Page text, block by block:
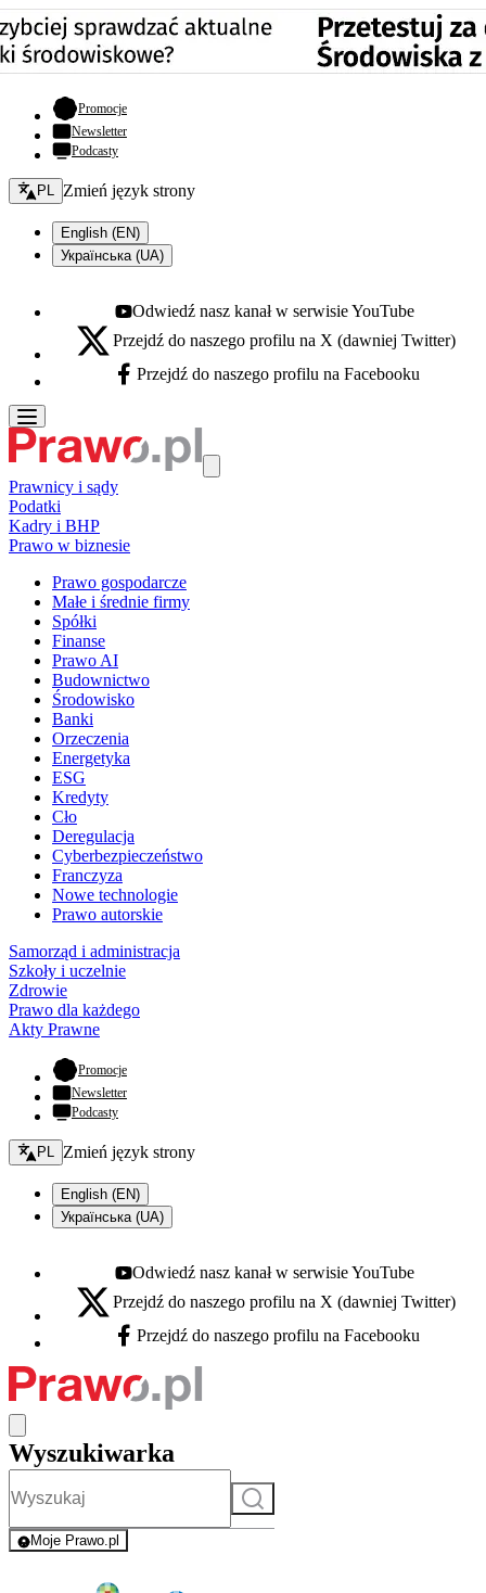
Promocje- otwiera się w nowej karcie
Newsletter
Podcasty
Zmień język - bieżący:
PL Zmień język strony
English (EN)
Українська (UA)
Youtube - otwiera się w nowej karcie
Odwiedź nasz kanał w serwisie YouTube
X - otwiera się w nowej karcie
Przejdź do naszego profilu na X (dawniej Twitter)
Facebook - otwiera się w nowej karcie
Przejdź do naszego profilu na Facebooku
Prawnicy i sądy
Podatki
Kadry i BHP
Prawo w biznesie
Prawo gospodarcze
Małe i średnie firmy
Spółki
Finanse
Prawo AI
Budownictwo
Środowisko
Banki
Orzeczenia
Energetyka
ESG
Kredyty
Cło
Deregulacja
Cyberbezpieczeństwo
Franczyza
Nowe technologie
Prawo autorskie
Samorząd i administracja
Szkoły i uczelnie
Zdrowie
Prawo dla każdego
Akty Prawne
Promocje- otwiera się w nowej karcie
Newsletter
Podcasty
Zmień język - bieżący:
PL Zmień język strony
English (EN)
Українська (UA)
Youtube - otwiera się w nowej karcie
Odwiedź nasz kanał w serwisie YouTube
X - otwiera się w nowej karcie
Przejdź do naszego profilu na X (dawniej Twitter)
Facebook - otwiera się w nowej karcie
Przejdź do naszego profilu na Facebooku
Wyszukiwarka
Szukaj
Moje Prawo.pl
- rejestracja i logowanie do serwisu